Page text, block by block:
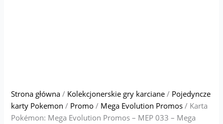
Strona główna / Kolekcjonerskie gry karciane / Pojedyncze
karty Pokemon / Promo / Mega Evolution Promos / Karta
Pokémon: Mega Evolution Promos – MEP 033 – Mega